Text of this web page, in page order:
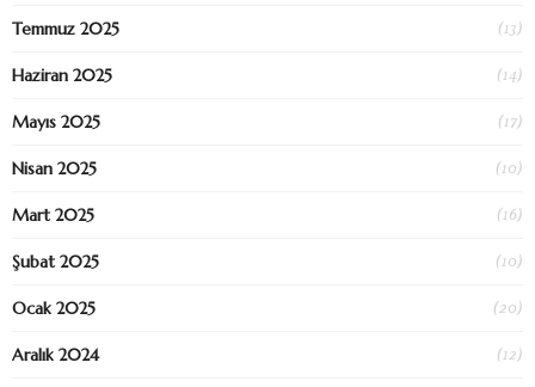
Temmuz 2025 (13)
Haziran 2025 (14)
Mayıs 2025 (17)
Nisan 2025 (10)
Mart 2025 (16)
Şubat 2025 (10)
Ocak 2025 (20)
Aralık 2024 (12)